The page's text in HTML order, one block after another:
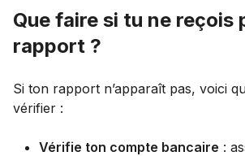
Que faire si tu ne reçois
rapport ?
Si ton rapport n’apparaît pas, voici
vérifier :
Vérifie ton compte bancaire :